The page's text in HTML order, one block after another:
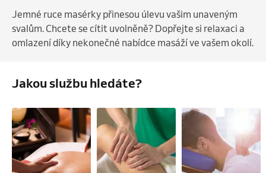
Jemné ruce masérky přinesou úlevu vašim unaveným
svalům. Chcete se cítit uvolněně? Dopřejte si relaxaci a
omlazení díky nekonečné nabídce masáží ve vašem okolí.
Jakou službu hledáte?